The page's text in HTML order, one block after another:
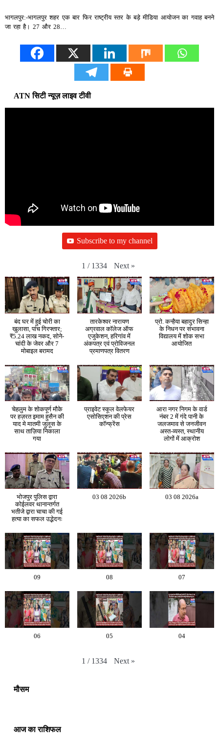
भागलपुर:-भागलपुर शहर एक बार फिर राष्ट्रीय स्तर के बड़े मीडिया आयोजन का गवाह बनने
जा रहा है। 27 और 28…
ATN सिटी न्यूज़ लाइव टीवी
Subscribe to my channel
1 / 1334 Next »
बंद घर में हुई चोरी का
खुलासा, पांच गिरफ्तार;
₹5.24 लाख नकद, सोने-
चांदी के जेवर और 7
मोबाइल बरामद
तारकेश्वर नारायण
अग्रवाल कॉलेज ऑफ
एजुकेशन, हरिगांव में
अंकपत्र एवं प्रोविजनल
प्रमाणपत्र वितरण
प्रो. कन्हैया बहादुर सिन्हा
के निधन पर संभावना
विद्यालय में शोक सभा
आयोजित
चेहलुम के शोकपूर्ण मौके
पर हज़रत इमाम हुसैन की
याद मे मातमी जुलूस के
साथ ताज़िया निकाला
गया
प्राइवेट स्कूल वेलफेयर
एसोसिएशन की प्रेस
कॉन्फ्रेंस
आरा नगर निगम के वार्ड
नंबर 2 में गंदे पानी के
जलजमाव से जनजीवन
अस्त-व्यस्त, स्थानीय
लोगों में आक्रोश
भोजपुर पुलिस द्वारा
कोईलवर थानान्तर्गत
भतीजे द्वारा चाचा की गई
हत्या का सफल उद्भेदनः
03 08 2026b 03 08 2026a
09 08 07
06 05 04
1 / 1334 Next »
मौसम
आज का राशिफल